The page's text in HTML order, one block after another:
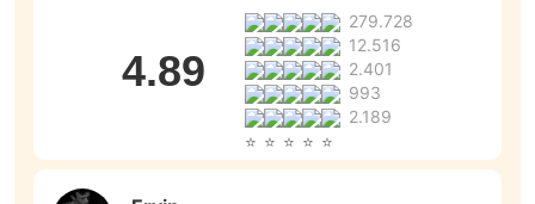
4.89
279.728
12.516
2.401
993
2.189